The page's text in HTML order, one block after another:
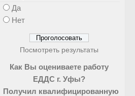
Да
Нет
Посмотреть результаты
Как Вы оцениваете работу
ЕДДС г. Уфы?
Получил квалифицированную